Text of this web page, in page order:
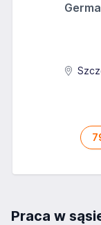
Praca w